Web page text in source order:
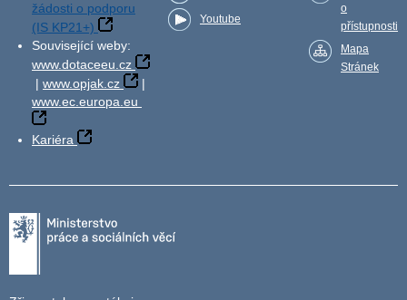
žádosti o podporu
(IS KP21+)
Související weby:
www.dotaceeu.cz
| www.opjak.cz
|
www.ec.europa.eu
Kariéra
Youtube
o
přístupnosti
Mapa
Stránek